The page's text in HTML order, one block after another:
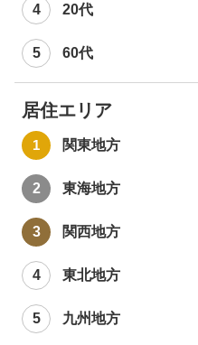
20代
60代
居住エリア
関東地方
東海地方
関西地方
東北地方
九州地方